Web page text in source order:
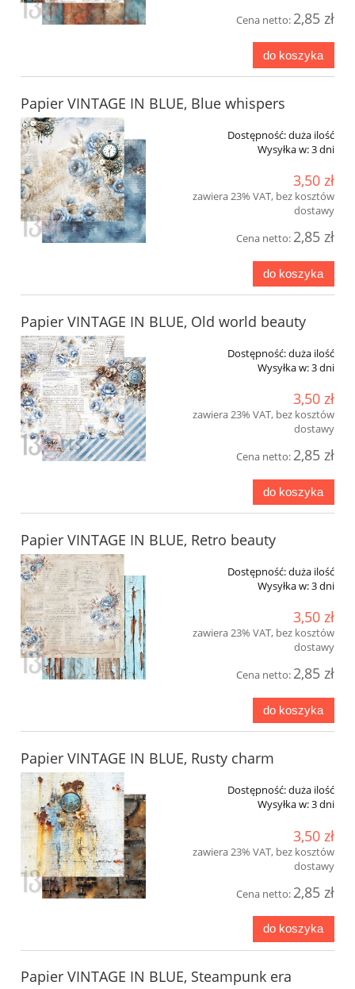
Cena netto: 2,85 zł
do koszyka
Papier VINTAGE IN BLUE, Blue whispers
Dostępność:duża ilość
Wysyłka w:3 dni
3,50 zł
zawiera 23% VAT, bez kosztów
dostawy
Cena netto: 2,85 zł
do koszyka
Papier VINTAGE IN BLUE, Old world beauty
Dostępność:duża ilość
Wysyłka w:3 dni
3,50 zł
zawiera 23% VAT, bez kosztów
dostawy
Cena netto: 2,85 zł
do koszyka
Papier VINTAGE IN BLUE, Retro beauty
Dostępność:duża ilość
Wysyłka w:3 dni
3,50 zł
zawiera 23% VAT, bez kosztów
dostawy
Cena netto: 2,85 zł
do koszyka
Papier VINTAGE IN BLUE, Rusty charm
Dostępność:duża ilość
Wysyłka w:3 dni
3,50 zł
zawiera 23% VAT, bez kosztów
dostawy
Cena netto: 2,85 zł
do koszyka
Papier VINTAGE IN BLUE, Steampunk era